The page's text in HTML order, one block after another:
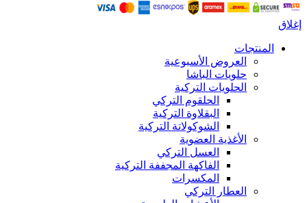
إغلاق
المنتجات
العروض الأسبوعية
حلويات الباشا
الحلويات التركية
الحلقوم التركي
البقلاوة التركية
الشوكولاتة التركية
الأغذية العضوية
العسل التركي
الفاكهة المجففة التركية
المكسرات
العطار التركي